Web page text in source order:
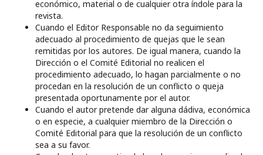
económico, material o de cualquier otra índole para la
revista.
Cuando el Editor Responsable no da seguimiento
adecuado al procedimiento de quejas que le sean
remitidas por los autores. De igual manera, cuando la
Dirección o el Comité Editorial no realicen el
procedimiento adecuado, lo hagan parcialmente o no
procedan en la resolución de un conflicto o queja
presentada oportunamente por el autor.
Cuando el autor pretende dar alguna dádiva, económica
o en especie, a cualquier miembro de la Dirección o
Comité Editorial para que la resolución de un conflicto
sea a su favor.